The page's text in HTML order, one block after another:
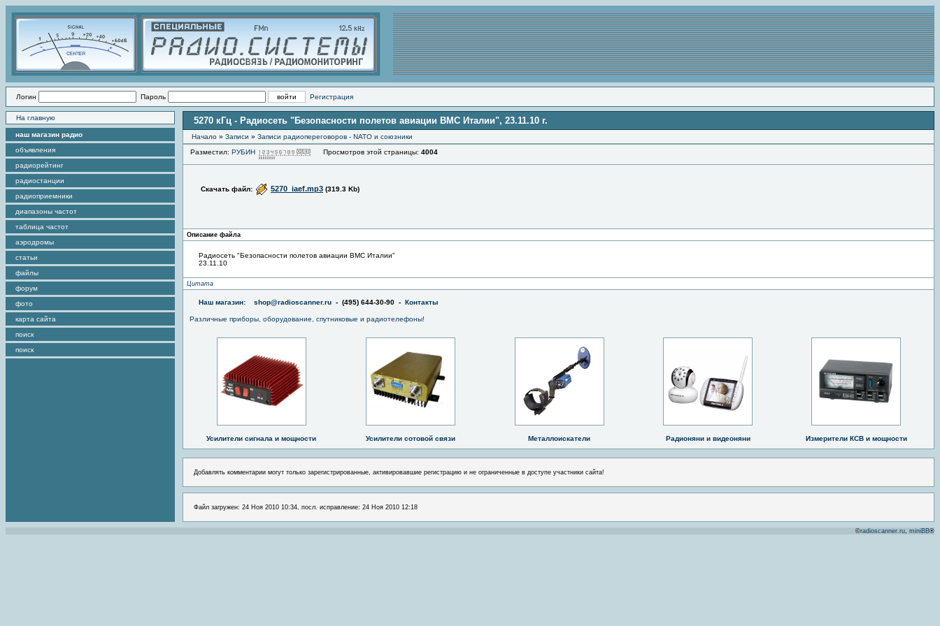
Логин Пароль Регистрация
На главную
наш магазин радио
объявления
радиорейтинг
радиостанции
радиоприемники
диапазоны частот
таблица частот
аэродромы
статьи
файлы
форум
фото
карта сайта
поиск
поиск
5270 кГц - Радиосеть "Безопасности полетов авиации ВМС Италии", 23.11.10 г.
Начало » Записи » Записи радиопереговоров - NATO и союзники
Разместил: РУБИН Просмотров этой страницы: 4004
Скачать файл: 5270_iaef.mp3 (319.3 Kb)
Описание файла
Радиосеть "Безопасности полетов авиации ВМС Италии"
23.11.10
Цитата
Наш магазин: shop@radioscanner.ru - (495) 644-30-90 - Контакты
Различные приборы, оборудование, спутниковые и радиотелефоны!
Усилители сигнала и мощности Усилители сотовой связи Металлоискатели Радионяни и видеоняни Измерители КСВ и мощности
Добавлять комментарии могут только зарегистрированные, активировавшие регистрацию и не ограниченные в доступе участники сайта!
Файл загружен: 24 Ноя 2010 10:34, посл. исправление: 24 Ноя 2010 12:18
©radioscanner.ru, miniBB®